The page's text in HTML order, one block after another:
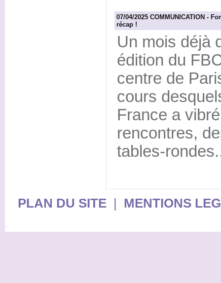
07/04/2025 COMMUNICATION -
récap !
Un mois déjà
édition du
centre de
cours
France a
rencontres,
tables-
PLAN DU SITE| MENTIONS